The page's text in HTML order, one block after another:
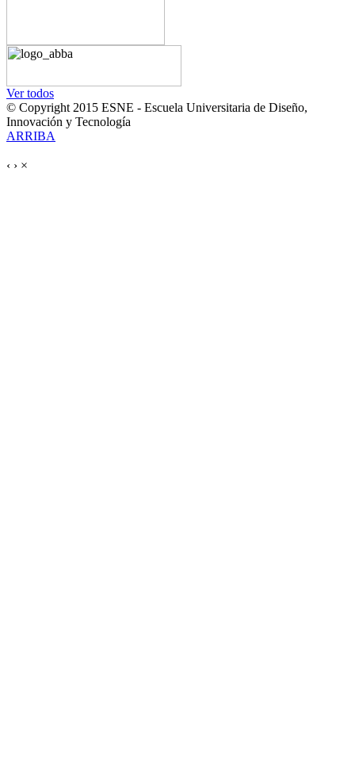
Ver todos
© Copyright 2015 ESNE - Escuela Universitaria de Diseño,
Innovación y Tecnología
ARRIBA
‹ › ×